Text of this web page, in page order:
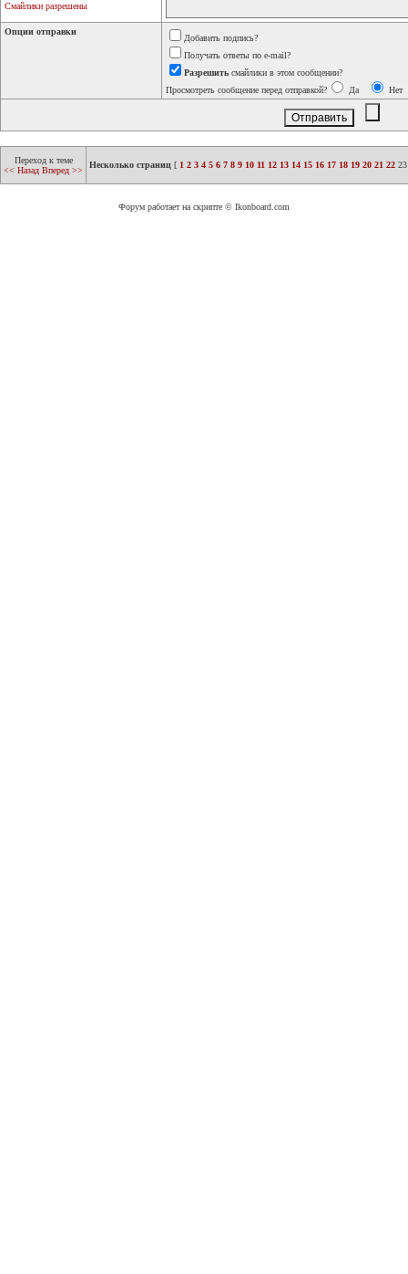
Смайлики разрешены
Опции отправки
Добавить подпись?
Получать ответы по e-mail?
Разрешить смайлики в этом сообщении?
Просмотреть сообщение перед отправкой?
Да Нет
Переход к теме
<< Назад Вперед >>
Несколько страниц [ 1 2 3 4 5 6 7 8 9 10 11 12 13 14 15 16 17 18 19 20 21 22 23
Форум работает на скрипте © Ikonboard.com